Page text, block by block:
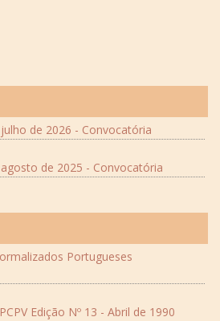
de 2026 - Convocatória
de 2025 - Convocatória
Portugueses
Edição Nº 13 - Abril de 1990